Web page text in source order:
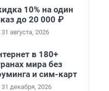
10% на один
до 20 000 ₽
августа, 2026
в 180+
мира без
и сим-карт
декабря, 2026